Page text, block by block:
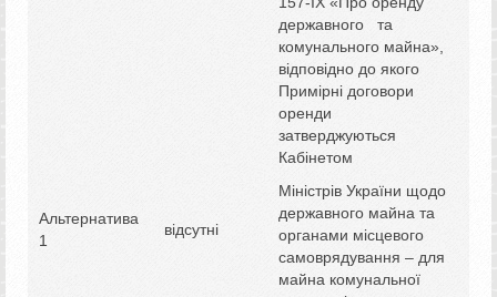
Альтернатива
1
відсутні
державного та
комунального майна»,
відповідно до якого
Примірні договори
оренди
затверджуються
Кабінетом
Міністрів України щодо
державного майна та
органами місцевого
самоврядування – для
майна комунальної